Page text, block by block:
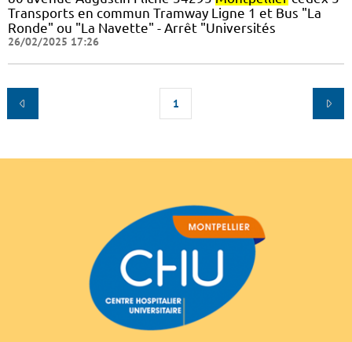
Transports en commun Tramway Ligne 1 et Bus "La
Ronde" ou "La Navette" - Arrêt "Universités
26/02/2025 17:26
1